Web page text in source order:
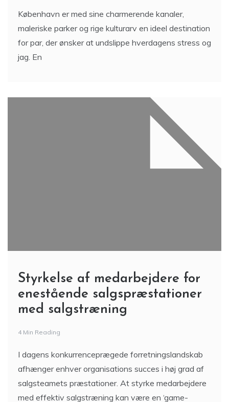
København er med sine charmerende kanaler,
maleriske parker og rige kulturarv en ideel destination
for par, der ønsker at undslippe hverdagens stress og
jag. En
Styrkelse af medarbejdere for
enestående salgspræstationer
med salgstræning
4 Min Reading
I dagens konkurrenceprægede forretningslandskab
afhænger enhver organisations succes i høj grad af
salgsteamets præstationer. At styrke medarbejdere
med effektiv salgstræning kan være en ‘game-